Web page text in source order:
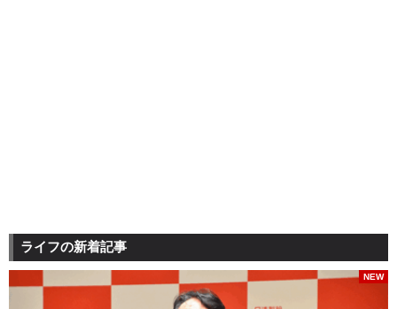
ライフの新着記事
NEW